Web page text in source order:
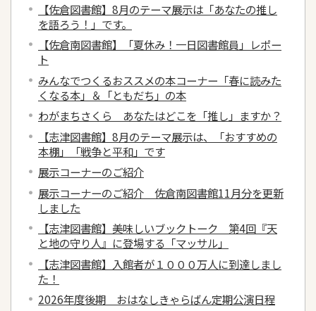
【佐倉図書館】8月のテーマ展示は「あなたの推し
を語ろう！」です。
【佐倉南図書館】「夏休み！一日図書館員」レポー
ト
みんなでつくるおススメの本コーナー「春に読みた
くなる本」＆「ともだち」の本
わがまちさくら あなたはどこを「推し」ますか？
【志津図書館】8月のテーマ展示は、「おすすめの
本棚」「戦争と平和」です
展示コーナーのご紹介
展示コーナーのご紹介 佐倉南図書館11月分を更新
しました
【志津図書館】美味しいブックトーク 第4回『天
と地の守り人』に登場する「マッサル」
【志津図書館】入館者が１０００万人に到達しまし
た！
2026年度後期 おはなしきゃらばん定期公演日程